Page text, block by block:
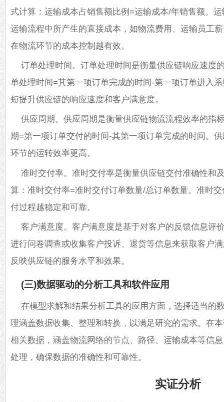
式计算：运输成本占销售额比例=运输成本/年销售额。
运输流程中所产生的直接成本，如物流费用、运输员工
在物流环节的成本控制越有效。
订单处理时间。订单处理时间是衡量供应链响应速度
单处理时间=其第一项订单完成的时间-第一项订单进入
短提升供应链的响应速度和客户满意度。
供应周期。供应周期是衡量供应链物流流程效率的指
期=第一项订单交付的时间-其第一项订单完成的时间。
环节的运转效率更高。
准时交付率。准时交付率是衡量供应链交付准确性和
算：准时交付率=准时交付订单数量/总订单数量。准时
付过程越稳定和可靠。
客户满意度。客户满意度是基于对客户的反馈信息评
进行问卷调查或收集客户投诉、退货等信息来获取客户
反映供应链的服务水平和效果。
(三)数据驱动的分析工具和软件应用
在模型求解和结果分析工具的应用方面，选择适当的
理涵盖数据收集、整理和转换，以满足研究的需求。在
相关数据，涵盖物流网络的节点、路径、运输成本等信
处理，确保数据的准确性和可靠性。
实证分析